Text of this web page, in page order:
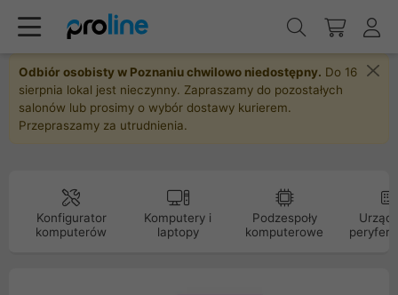
Odbiór osobisty w Poznaniu chwilowo niedostępny. Do 16
sierpnia lokal jest nieczynny. Zapraszamy do pozostałych
salonów lub prosimy o wybór dostawy kurierem.
Przepraszamy za utrudnienia.
Konfigurator
komputerów
Komputery i
laptopy
Podzespoły
komputerowe